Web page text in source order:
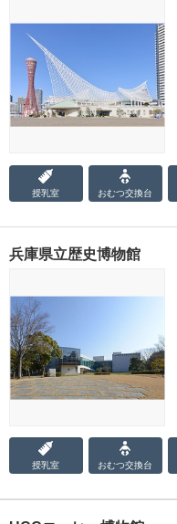
授乳室 おむつ交換台
兵庫県立歴史博物館
授乳室 おむつ交換台